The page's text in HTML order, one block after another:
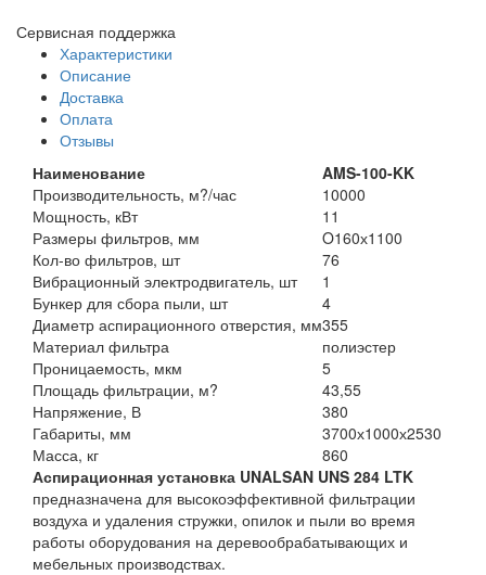
Сервисная поддержка
Характеристики
Описание
Доставка
Оплата
Отзывы
Наименование
AMS-100-KK
Производительность, м?/час
10000
Мощность, кВт
11
Размеры фильтров, мм
O160х1100
Кол-во фильтров, шт
76
Вибрационный электродвигатель, шт
1
Бункер для сбора пыли, шт
4
Диаметр аспирационного отверстия, мм355
Материал фильтра
полиэстер
Проницаемость, мкм
5
Площадь фильтрации, м?
43,55
Напряжение, В
380
Габариты, мм
3700х1000х2530
Масса, кг
860
Аспирационная установка UNALSAN UNS 284 LTK
предназначена для высокоэффективной фильтрации
воздуха и удаления стружки, опилок и пыли во время
работы оборудования на деревообрабатывающих и
мебельных производствах.